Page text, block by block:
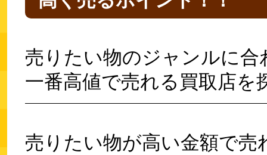
売りたい物のジャンルに合
一番高値で売れる買取店を
売りたい物が高い金額で売